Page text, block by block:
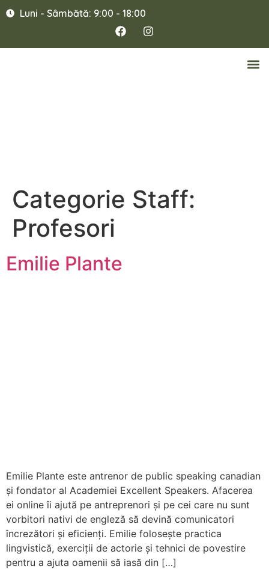
Luni - Sâmbătă: 9:00 - 18:00
Categorie Staff:
Profesori
Emilie Plante
Emilie Plante este antrenor de public speaking canadian
și fondator al Academiei Excellent Speakers. Afacerea
ei online îi ajută pe antreprenori și pe cei care nu sunt
vorbitori nativi de engleză să devină comunicatori
încrezători și eficienți. Emilie folosește practica
lingvistică, exerciții de actorie și tehnici de povestire
pentru a ajuta oamenii să iasă din […]